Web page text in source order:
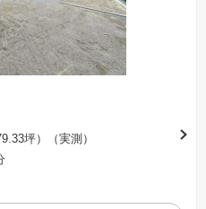
坪）（実測）